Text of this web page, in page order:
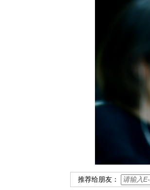
推荐给朋友：